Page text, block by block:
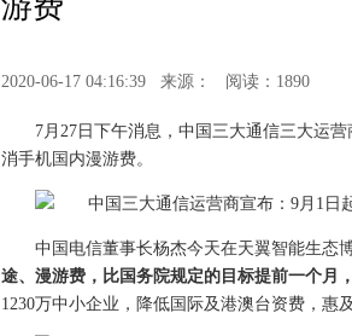
2020-06-17 04:16:39 来源： 阅读：1890
7月27日下午消息，中国三大通信三大运
消手机国内漫游费。
中国电信董事长杨杰今天在天翼智能生态
途、漫游费，比国务院规定的目标提前一个月
1230万中小企业，降低国际及港澳台资费，惠及